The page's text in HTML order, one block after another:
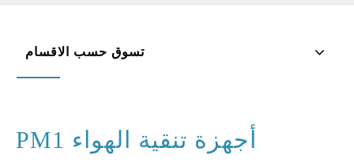
تسوق حسب الاقسام
أجهزة تنقية الهواء PM1